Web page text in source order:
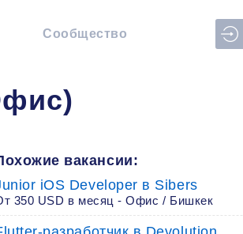
Сообщество
вакансии:
iOS Developer в Sibers
350 USD в месяц - Офис / Бишкек